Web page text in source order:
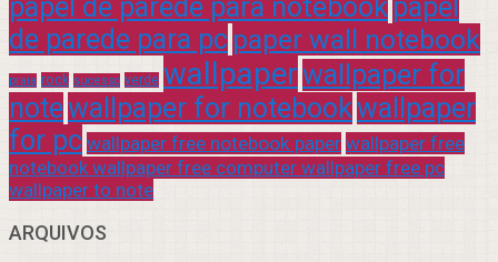
papel de parede para notebook papel
de parede para pc paper wall notebook
praia rock sucesso verde wallpaperwallpaper for
notewallpaper for notebookwallpaper
for pc wallpaper free notebook paper wallpaper free
notebook wallpaper free computer wallpaper free pc
wallpaper to note
ARQUIVOS